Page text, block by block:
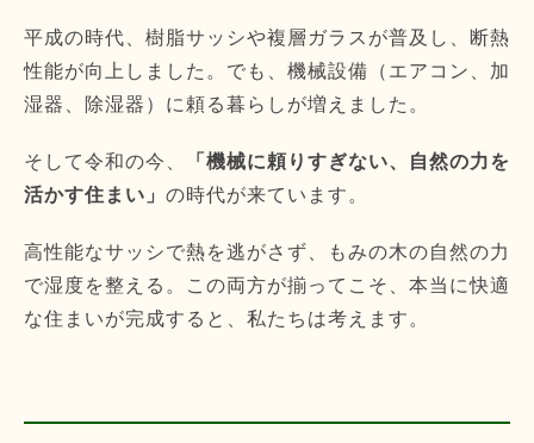
平成の時代、樹脂サッシや複層ガラスが普及し、断熱
性能が向上しました。でも、機械設備（エアコン、加
湿器、除湿器）に頼る暮らしが増えました。
そして令和の今、
「機械に頼りすぎない、自然の力を
活かす住まい」 の時代が来ています。
高性能なサッシで熱を逃がさず、もみの木の自然の力
で湿度を整える。この両方が揃ってこそ、本当に快適
な住まいが完成すると、私たちは考えます。